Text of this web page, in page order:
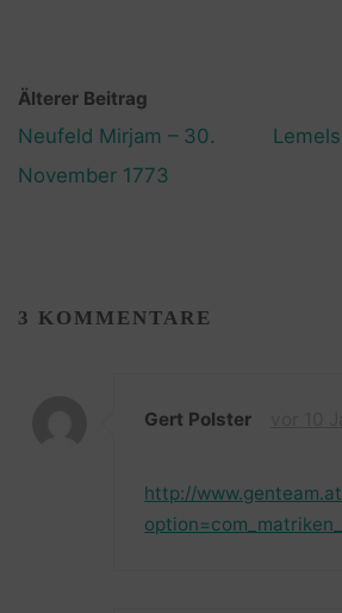
Älterer Beitrag
Neufeld Mirjam – 30.
November 1773
3 KOMMENTARE
Gert Polster
http://